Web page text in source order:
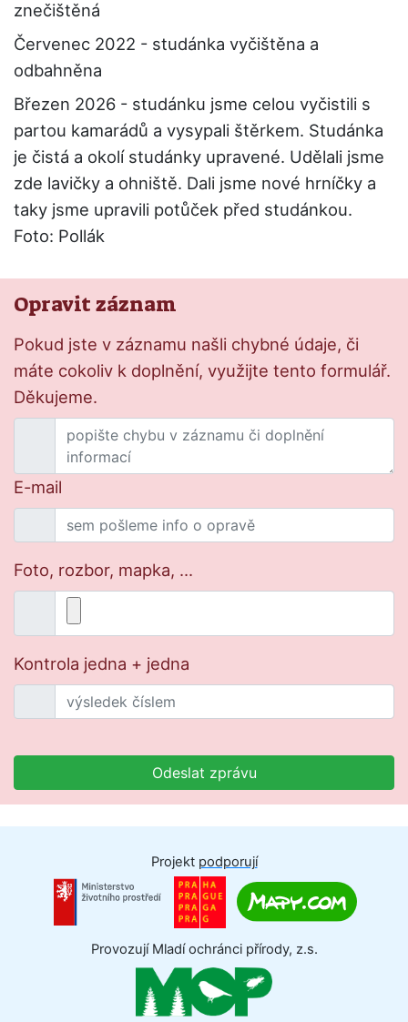
znečištěná
Červenec 2022 - studánka vyčištěna a
odbahněna
Březen 2026 - studánku jsme celou vyčistili s
partou kamarádů a vysypali štěrkem. Studánka
je čistá a okolí studánky upravené. Udělali jsme
zde lavičky a ohniště. Dali jsme nové hrníčky a
taky jsme upravili potůček před studánkou.
Foto: Pollák
Opravit záznam
Pokud jste v záznamu našli chybné údaje, či
máte cokoliv k doplnění, využijte tento formulář.
Děkujeme.
E-mail
Foto, rozbor, mapka, ...
Kontrola jedna + jedna
Odeslat zprávu
Projekt podporují
Provozují Mladí ochránci přírody, z.s.